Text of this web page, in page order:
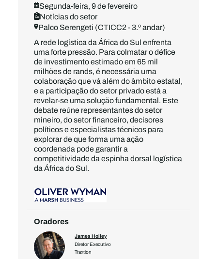
Segunda-feira, 9 de fevereiro
Notícias do setor
Palco Serengeti (CTICC2 - 3.º andar)
A rede logística da África do Sul enfrenta
uma forte pressão. Para colmatar o défice
de investimento estimado em 65 mil
milhões de rands, é necessária uma
colaboração que vá além do âmbito estatal,
e a participação do setor privado está a
revelar-se uma solução fundamental. Este
debate reúne representantes do setor
mineiro, do setor financeiro, decisores
políticos e especialistas técnicos para
explorar de que forma uma ação
coordenada pode garantir a
competitividade da espinha dorsal logística
da África do Sul.
Oradores
James Holley
Diretor Executivo
Traxtion